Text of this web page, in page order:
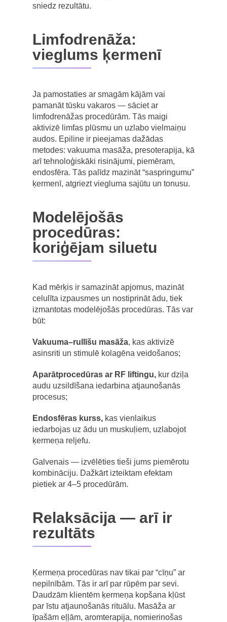
sniedz rezultātu.
Limfodrenāža:
vieglums ķermenī
Ja pamostaties ar smagām kājām vai
pamanāt tūsku vakaros — sāciet ar
limfodrenāžas procedūrām. Tās maigi
aktivizē limfas plūsmu un uzlabo vielmaiņu
audos. Epiline ir pieejamas dažādas
metodes: vakuuma masāža, presoterapija, kā
arī tehnoloģiskāki risinājumi, piemēram,
endosfēra. Tās palīdz mazināt “saspringumu”
ķermenī, atgriezt viegluma sajūtu un tonusu.
Modelējošās
procedūras:
koriģējam siluetu
Kad mērķis ir samazināt apjomus, mazināt
celulīta izpausmes un nostiprināt ādu, tiek
izmantotas modelējošās procedūras. Tās var
būt:
Vakuuma–rullīšu masāža, kas aktivizē
asinsriti un stimulē kolagēna veidošanos;
Aparātprocedūras ar RF liftingu, kur dziļa
audu uzsildīšana iedarbina atjaunošanās
procesus;
Endosfēras kurss, kas vienlaikus
iedarbojas uz ādu un muskuļiem, uzlabojot
ķermeņa reljefu.
Galvenais — izvēlēties tieši jums piemērotu
kombināciju. Dažkārt izteiktam efektam
pietiek ar 4–5 procedūrām.
Relaksācija — arī ir
rezultāts
Ķermeņa procedūras nav tikai par “cīņu” ar
nepilnībām. Tās ir arī par rūpēm par sevi.
Daudzām klientēm ķermeņa kopšana kļūst
par īstu atjaunošanās rituālu. Masāža ar
īpašām eļļām, aromterapija, nomierinošas